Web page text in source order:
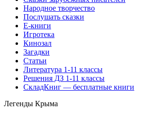
Народное творчество
Послушать сказки
Е-книги
Игротека
Кинозал
Загадки
Статьи
Литература 1-11 классы
Решения ДЗ 1-11 классы
СкладКниг — бесплатные книги
Легенды Крыма